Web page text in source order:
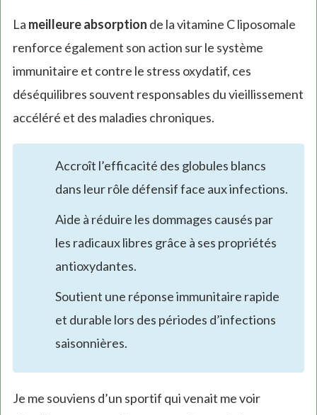
La meilleure absorption de la vitamine C liposomale
renforce également son action sur le système
immunitaire et contre le stress oxydatif, ces
déséquilibres souvent responsables du vieillissement
accéléré et des maladies chroniques.
Accroît l’efficacité des globules blancs
dans leur rôle défensif face aux infections.
Aide à réduire les dommages causés par
les radicaux libres grâce à ses propriétés
antioxydantes.
Soutient une réponse immunitaire rapide
et durable lors des périodes d’infections
saisonnières.
Je me souviens d’un sportif qui venait me voir